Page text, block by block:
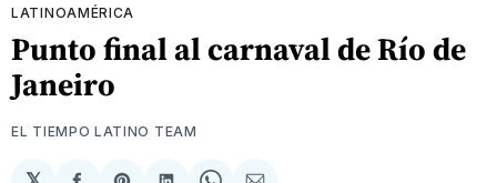
LATINOAMÉRICA
Punto final al carnaval de Río de
Janeiro
EL TIEMPO LATINO TEAM